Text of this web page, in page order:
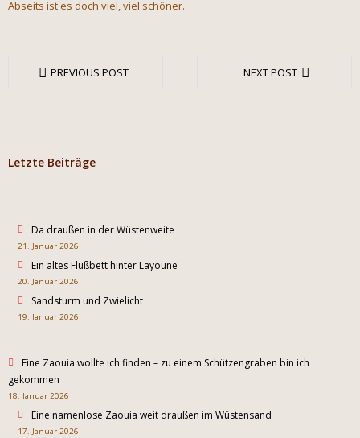
Abseits ist es doch viel, viel schöner.
PREVIOUS POST NEXT POST
Letzte Beiträge
Da draußen in der Wüstenweite
21. Januar 2026
Ein altes Flußbett hinter Layoune
20. Januar 2026
Sandsturm und Zwielicht
19. Januar 2026
Eine Zaouia wollte ich finden – zu einem Schützengraben bin ich
gekommen
18. Januar 2026
Eine namenlose Zaouia weit draußen im Wüstensand
17. Januar 2026